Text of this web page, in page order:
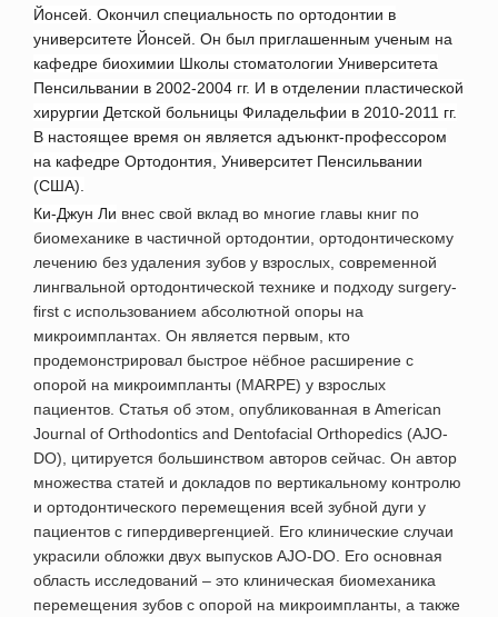
Йонсей. Окончил специальность по ортодонтии в
университете Йонсей. Он был приглашенным ученым на
кафедре биохимии Школы стоматологии Университета
Пенсильвании в 2002-2004 гг. И в отделении пластической
хирургии Детской больницы Филадельфии в 2010-2011 гг.
В настоящее время он является адъюнкт-профессором
на кафедре Ортодонтия, Университет Пенсильвании
(США).
Ки-Джун Ли внес свой вклад во многие главы книг по
биомеханике в частичной ортодонтии, ортодонтическому
лечению без удаления зубов у взрослых, современной
лингвальной ортодонтической технике и подходу surgery-
first с использованием абсолютной опоры на
микроимплантах. Он является первым, кто
продемонстрировал быстрое нёбное расширение с
опорой на микроимпланты (MARPE) у взрослых
пациентов. Статья об этом, опубликованная в American
Journal of Orthodontics and Dentofacial Orthopedics (AJO-
DO), цитируется большинством авторов сейчас. Он автор
множества статей и докладов по вертикальному контролю
и ортодонтического перемещения всей зубной дуги у
пациентов с гипердивергенцией. Его клинические случаи
украсили обложки двух выпусков AJO-DO. Его основная
область исследований – это клиническая биомеханика
перемещения зубов с опорой на микроимпланты, а также